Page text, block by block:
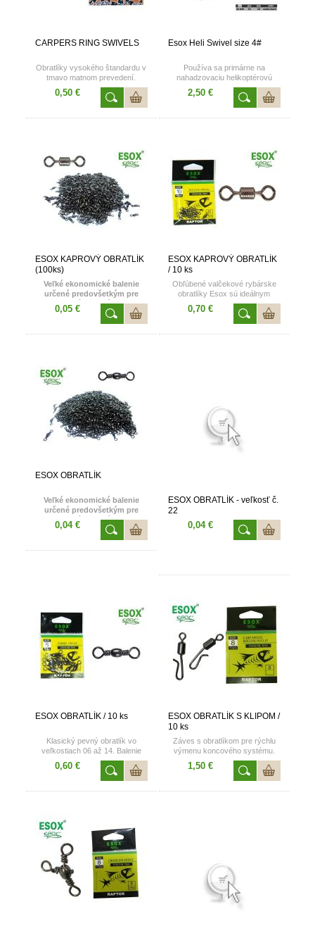
CARPERS RING SWIVELS
Obratlíky vysokého štandardu v
tmavo matnom prevedení.
Katalógové číslo: 557002
0,50 €
Esox Heli Swivel size 4#
Používa sa primárne na
nahadzovaciu helikoptérovú
montáž. V balení : 10ks
2,50 €
ESOX KAPROVÝ OBRATLÍK
(100ks)
Veľké ekonomické balenie
určené predovšetkým pre
obchodníkov a výrobcov.
Obľúbené valčekové rybárske
obratlíky Esox sú ideálnym
doplnkom pri viazaní väčšiny
0,05 €
ESOX KAPROVÝ OBRATLÍK
/ 10 ks
Obľúbené valčekové rybárske
obratlíky Esox sú ideálnym
doplnkom pri viazaní väčšiny
rybárskych montáží. Každé
balenie obsahuje 10 kusov
rybárskych obratlíkov.
0,70 €
ESOX OBRATLÍK
Veľké ekonomické balenie
určené predovšetkým pre
obchodníkov a výrobcov.
Klasický pevný obratlík vo
veľkostiach 6 až 22. Cena je za
1 bal - 100 kusov.
0,04 €
ESOX OBRATLÍK - veľkosť č.
22
0,04 €
ESOX OBRATLÍK / 10 ks
Klasický pevný obratlík vo
veľkostiach 06 až 14. Balenie
obsahuje 10 kusov.
Katalógové číslo: 7001 B
0,60 €
ESOX OBRATLÍK S KLIPOM /
10 ks
Záves s obratlíkom pre rýchlu
výmenu koncového systému.
Veľkosť 08, v balení 10 kusov.
Katalógové číslo: 7012 B
1,50 €